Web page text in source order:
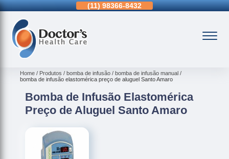
3963-0036 (11) 98366-8432 (15)3326-9334
Home Produtos bomba de infusão
bomba de infusão manual
bomba de infusão elastomérica preço de aluguel Santo Amaro
Bomba de Infusão Elastomérica
Preço de Aluguel Santo Amaro